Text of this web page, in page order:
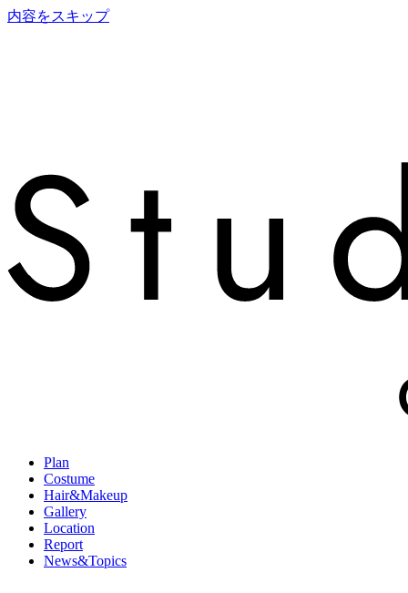
内容をスキップ
Plan
Costume
Hair&Makeup
Gallery
Location
Report
News&Topics